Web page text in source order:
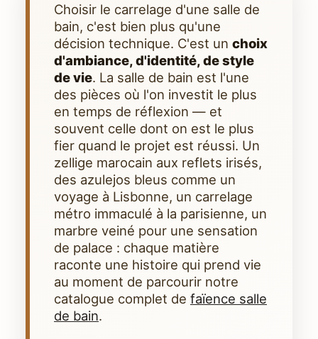
Choisir le carrelage d'une salle de
bain, c'est bien plus qu'une
décision technique. C'est un choix
d'ambiance, d'identité, de style
de vie. La salle de bain est l'une
des pièces où l'on investit le plus
en temps de réflexion — et
souvent celle dont on est le plus
fier quand le projet est réussi. Un
zellige marocain aux reflets irisés,
des azulejos bleus comme un
voyage à Lisbonne, un carrelage
métro immaculé à la parisienne, un
marbre veiné pour une sensation
de palace : chaque matière
raconte une histoire qui prend vie
au moment de parcourir notre
catalogue complet de faïence salle
de bain.